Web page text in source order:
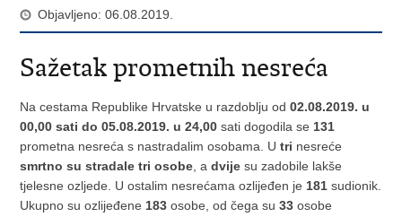
Objavljeno: 06.08.2019.
Sažetak prometnih nesreća
Na cestama Republike Hrvatske u razdoblju od02.08.2019. u
00,00 sati do 05.08.2019. u 24,00 sati dogodila se 131
prometna nesreća s nastradalim osobama. Utri nesreće
smrtno su stradale tri osobe , advije su zadobile lakše
tjelesne ozljede. U ostalim nesrećama ozlijeđen je 181 sudionik.
Ukupno su ozlijeđene 183 osobe, od čega su 33 osobe